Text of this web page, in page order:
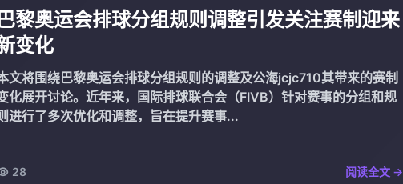
黎奥运会排球分组规则调整引发关注赛制迎来
变化
文将围绕巴黎奥运会排球分组规则的调整及公海jcjc710其带来的赛制
化展开讨论。近年来，国际排球联合会（FIVB）针对赛事的分组和规
进行了多次优化和调整，旨在提升赛事...
28 阅读全文 →